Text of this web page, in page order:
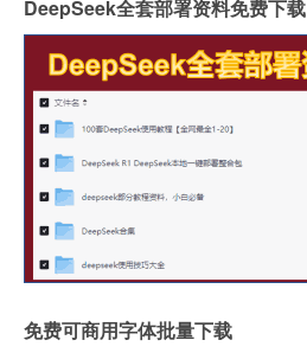
DeepSeek全套部署资料免费下载
免费可商用字体批量下载